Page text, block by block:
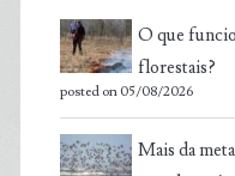
O que
florestais?
posted on 05/08/2026
Mais da